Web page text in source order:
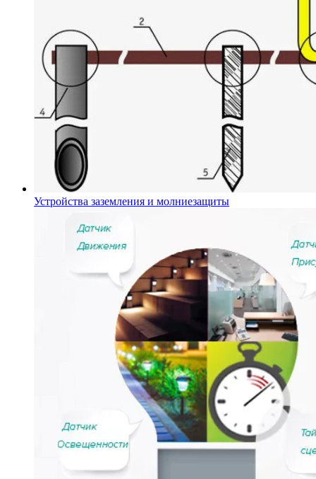
Устройства заземления и молниезащиты